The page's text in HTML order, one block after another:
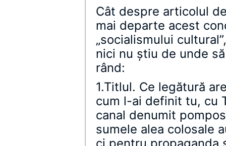
Cât despre articolul
mai departe acest
„socialismului
nici nu ştiu de unde
rând:
1.Titlul. Ce legătură
cum l-ai definit tu, cu
canal denumit
sumele alea colosale